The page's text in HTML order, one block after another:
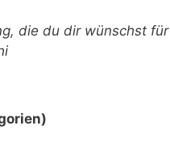
die du dir wünschst für